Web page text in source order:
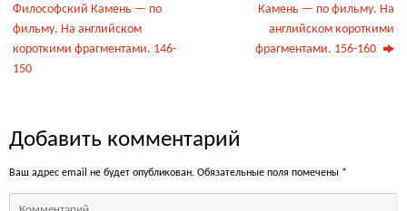
Философский Камень — по
фильму. На английском
короткими фрагментами. 146-
150
Камень — по фильму. На
английском короткими
фрагментами. 156-160
Добавить комментарий
Ваш адрес email не будет опубликован. Обязательные поля помечены *